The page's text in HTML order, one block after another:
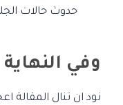
حدوث حالات
وفي النهاية
نود ان تنال المقالة